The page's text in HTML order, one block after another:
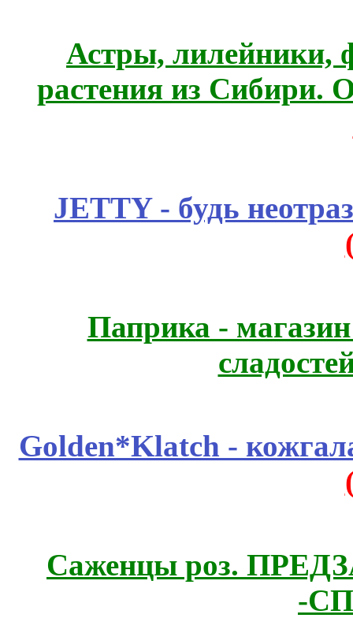
Астры, лилейники,
растения из Сибири.
JETTY - будь
Паприка -
Golden*Klatch -
Саженцы роз.
-